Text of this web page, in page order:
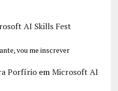
AI Skills Fest
vou me inscrever
PorfírioemMicrosoft AI